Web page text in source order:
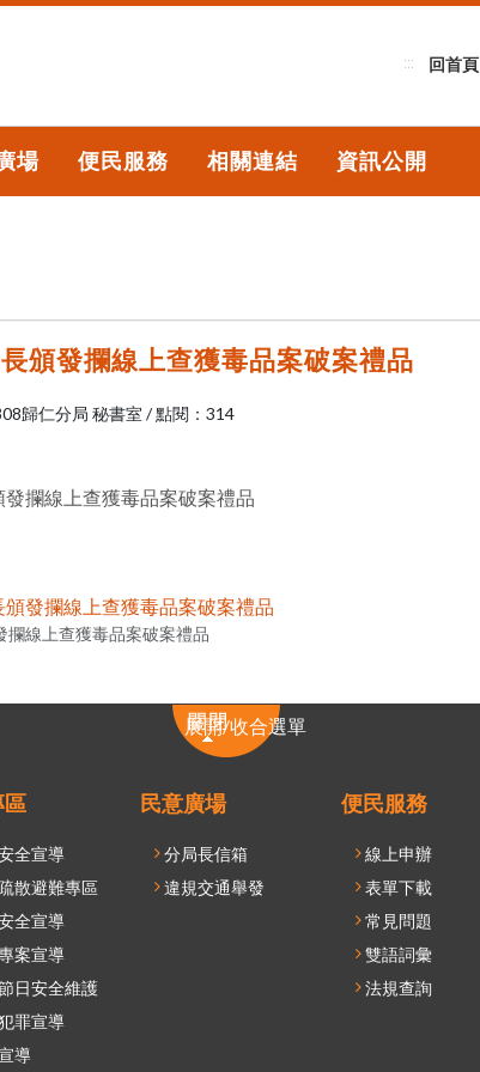
::: 回首頁
場 便民服務 相關連結 資訊公開
頒發攔線上查獲毒品案破案禮品
歸仁分局 秘書室 /點閱：314
攔線上查獲毒品案破案禮品
攔線上查獲毒品案破案禮品
展開/收合選單
區
全宣導
散避難專區
全宣導
案宣導
日安全維護
罪宣導
導
民意廣場
分局長信箱
違規交通舉發
便民服務
線上申辦
表單下載
常見問題
雙語詞彙
法規查詢